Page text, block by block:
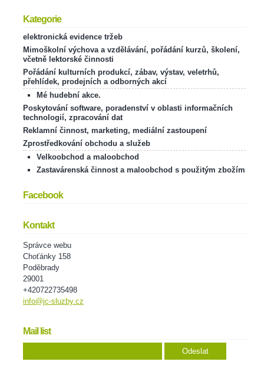
Kategorie
elektronická evidence tržeb
Mimoškolní výchova a vzdělávání, pořádání kurzů, školení,
včetně lektorské činnosti
Pořádání kulturních produkcí, zábav, výstav, veletrhů,
přehlídek, prodejních a odborných akcí
Mé hudební akce.
Poskytování software, poradenství v oblasti informačních
technologií, zpracování dat
Reklamní činnost, marketing, mediální zastoupení
Zprostředkování obchodu a služeb
Velkoobchod a maloobchod
Zastavárenská činnost a maloobchod s použitým zbožím
Facebook
Kontakt
Správce webu
Choťánky 158
Poděbrady
29001
+420722735498
info@jc-sluzby.cz
Mail list